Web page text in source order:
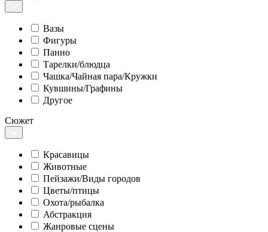
Вазы
Фигуры
Панно
Тарелки/блюдца
Чашка/Чайная пара/Кружки
Кувшины/Графины
Другое
Сюжет
Красавицы
Животные
Пейзажи/Виды городов
Цветы/птицы
Охота/рыбалка
Абстракция
Жанровые сцены